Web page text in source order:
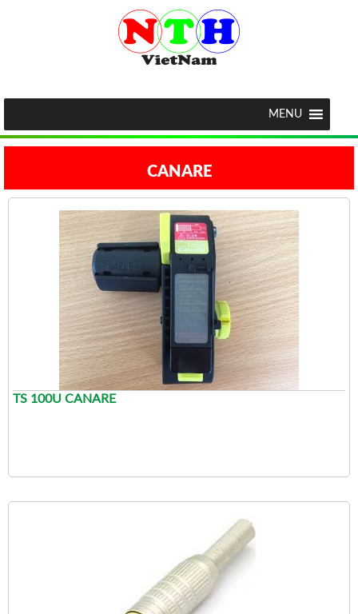
MENU
CANARE
TS 100U CANARE